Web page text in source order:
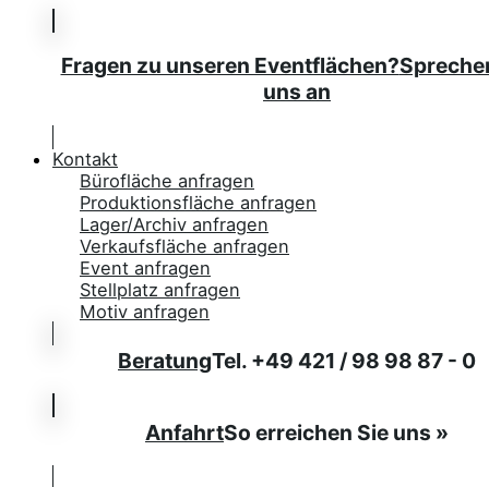
Fragen zu unseren Eventflächen?
uns an
Kontakt
Bürofläche anfragen
Produktionsfläche anfragen
Lager/Archiv anfragen
Verkaufsfläche anfragen
Event anfragen
Stellplatz anfragen
Motiv anfragen
BeratungTel. +49 421 / 98 98 87 - 0
AnfahrtSo erreichen Sie uns »